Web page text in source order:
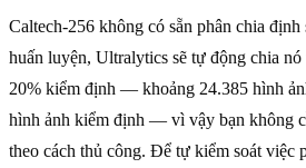
Caltech-256 không có sẵn phân chia định
huấn luyện, Ultralytics sẽ tự động chia
20% kiểm định — khoảng 24.385 hình
hình ảnh kiểm định — vì vậy bạn không
theo cách thủ công. Để tự kiểm soát việc